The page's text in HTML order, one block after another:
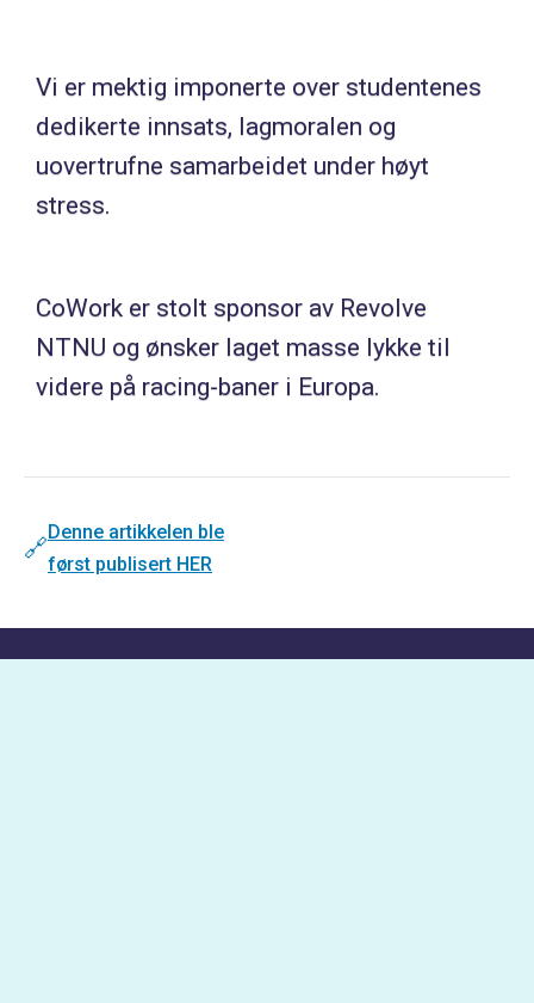
Vi er mektig imponerte over studentenes
dedikerte innsats, lagmoralen og
uovertrufne samarbeidet under høyt
stress.
CoWork er stolt sponsor av Revolve
NTNU og ønsker laget masse lykke til
videre på racing-baner i Europa.
🔗
Denne artikkelen ble
først publisert HER